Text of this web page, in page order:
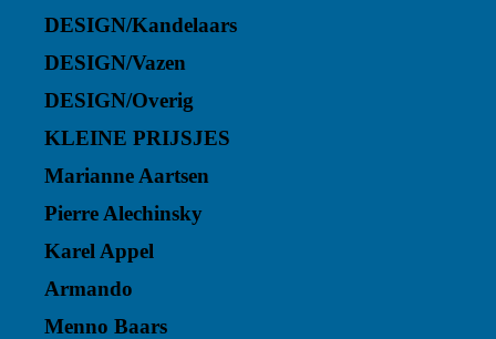
DESIGN/Kandelaars
DESIGN/Vazen
DESIGN/Overig
KLEINE PRIJSJES
Marianne Aartsen
Pierre Alechinsky
Karel Appel
Armando
Menno Baars